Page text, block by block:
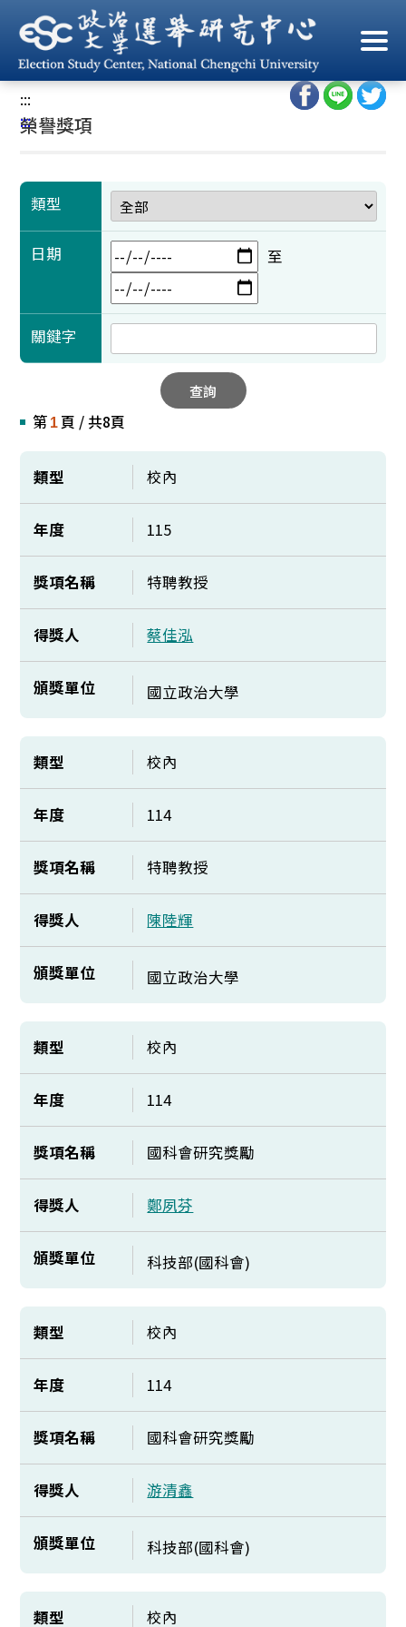
到
主
要
內
容
首頁/ 學術成果/ 榮譽獎項
:::
:::
榮譽獎項
類型
日期 至
關鍵字
查詢
第 1 頁 / 共8頁
類型 校內
年度 115
獎項名稱 特聘教授
得獎人 蔡佳泓
頒獎單位 國立政治大學
類型 校內
年度 114
獎項名稱 特聘教授
得獎人 陳陸輝
頒獎單位 國立政治大學
類型 校內
年度 114
獎項名稱 國科會研究獎勵
得獎人 鄭夙芬
頒獎單位 科技部(國科會)
類型 校內
年度 114
獎項名稱 國科會研究獎勵
得獎人 游清鑫
頒獎單位 科技部(國科會)
類型 校內